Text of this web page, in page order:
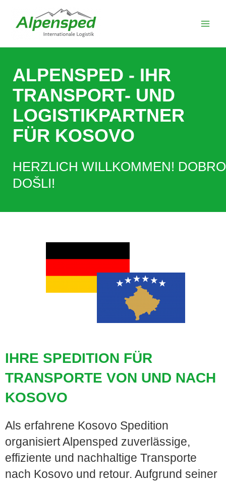
springen
ALPENSPED - IHR
TRANSPORT- UND
LOGISTIKPARTNER
FÜR KOSOVO
HERZLICH WILLKOMMEN! DOBRO
DOŠLI!
IHRE SPEDITION FÜR
TRANSPORTE VON UND NACH
KOSOVO
Als erfahrene Kosovo Spedition
organisiert Alpensped zuverlässige,
effiziente und nachhaltige Transporte
nach Kosovo und retour. Aufgrund seiner